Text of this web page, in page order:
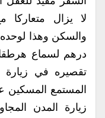
لا يزال متعاركا
درهم لسماع
تقصيره في زيارة
المستمع المسكين
زيارة المدن